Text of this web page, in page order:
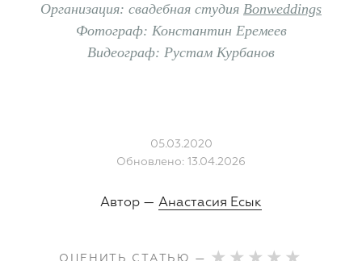
Организация: свадебная студия Bonweddings
Фотограф: Константин Еремеев
Видеограф: Рустам Курбанов
05.03.2020
Обновлено: 13.04.2026
Автор — Анастасия Есык
ОЦЕНИТЬ СТАТЬЮ —